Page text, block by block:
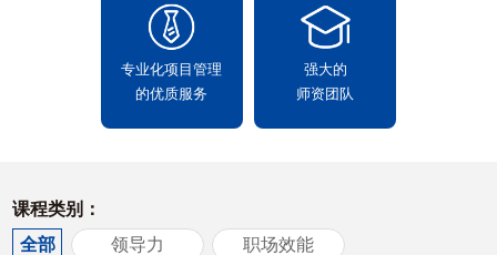
专业化项目管理
的优质服务
强大的
师资团队
课程类别：
全部
领导力 职场效能